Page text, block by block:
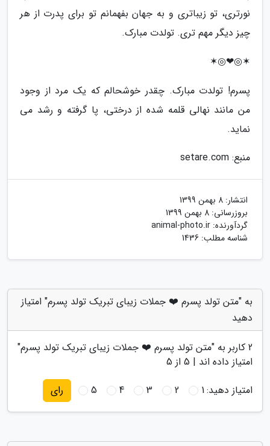
نورتری، تو زیباتری و به جهان بفهمانم تو برای پدرت از هر
چیز دیگر مهم تری. تولدت مبارک.
✶◎❤◎✶
پسرم! تولدت مبارک. چقدر خوشحالم که یک مرد از وجود
من مانند نهالی قلمه شده از درختی، پا گرفته و رشد می
نماید.
منبع: setare.com
انتشار: 8 بهمن 1399
بروزرسانی: 8 بهمن 1399
گردآورنده: animal-photo.ir
شناسه مطلب: 1436
به "متن تولد پسرم ❤️ جملات زیبای تبریک تولد پسرم" امتیاز
دهید
2 کاربر به "متن تولد پسرم ❤️ جملات زیبای تبریک تولد پسرم"
امتیاز داده اند | 5 از 5
امتیاز دهید:1
2
3
4
5 رای